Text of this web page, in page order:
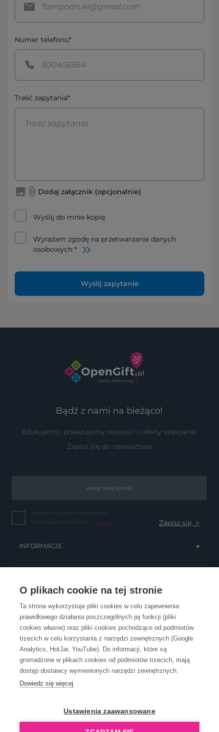
O plikach cookie na tej stronie
Ta strona wykorzystuje pliki cookies w celu zapewnienia
prawidłowego działania poszczególnych jej funkcji (pliki
cookies własne) oraz pliki cookies pochodzące od podmiotów
trzecich w celu korzystania z narzędzi zewnętrznych (Google
Analytics, HotJar, YouTube). Do informacji, które są
gromadzone w plikach cookies od podmiotów trzecich, mają
dostęp dostawcy wymienionych narzędzi zewnętrznych.
Dowiedz się więcej
Ustawienia zaawansowane
Numer telefonu*
Treść zapytania*
Dodaj załącznik (opcjonalnie)
Wyślij do mnie kopię
Wyrażam zgodę na przetwarzanie danych
osobowych *
Wyślij zapytanie
Bądź z nami na bieżąco!
Edukujemy, pokazujemy nowości i oferty specjalne.
Zapisz się do newslettera
Wyrażam zgodę na przesyłanie
informacji handlowych... (więcej)
INFORMACJE
OBSŁUGA KLIENTA
KONTAKT
OpenGift jest częścią ReflectGroup.